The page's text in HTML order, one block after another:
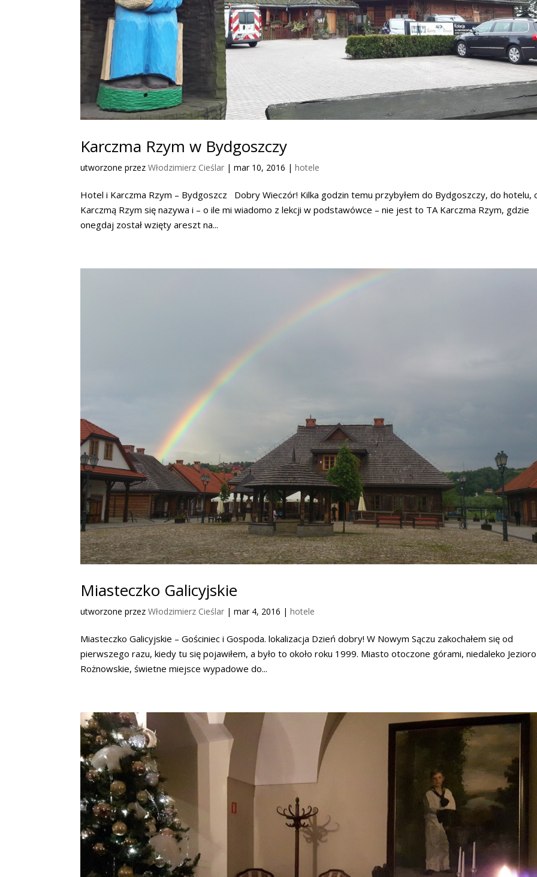
Karczma Rzym w Bydgoszczy
utworzone przezWłodzimierz Cieślar |mar 10, 2016 |hotele
Hotel i Karczma Rzym – Bydgoszcz Dobry Wieczór! Kilka godzin temu przybyłem do Bydgoszczy, do hotelu,
Karczmą Rzym się nazywa i – o ile mi wiadomo z lekcji w podstawówce – nie jest to TA Karczma Rzym, gdzie
onegdaj został wzięty areszt na...
Miasteczko Galicyjskie
utworzone przezWłodzimierz Cieślar |mar 4, 2016 |hotele
Miasteczko Galicyjskie – Gościniec i Gospoda. lokalizacja Dzień dobry! W Nowym Sączu zakochałem się od
pierwszego razu, kiedy tu się pojawiłem, a było to około roku 1999. Miasto otoczone górami, niedaleko Jezioro
Rożnowskie, świetne miejsce wypadowe do...